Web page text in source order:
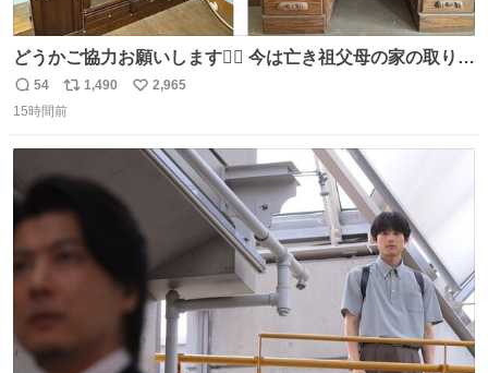
どうかご協力お願いします🙇‍♂️ 今は亡き祖父母の家の取り壊
しが決まり、どうしても処分して欲しくない食器棚と机の
引き取り手を探しております この2つは私の祖母が当初一
さで亡くなりましたが、この家具達をとても大切にしてお
りました 続く↓
返
信
54
リ
ポ
1,490
い
2,965
15時間前